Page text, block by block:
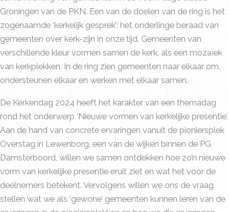
Groningen van de PKN. Een van de doelen van de ring is het
zogenaamde ‘kerkelijk gesprek’: het onderlinge beraad van
gemeenten over kerk-zijn in onze tijd. Gemeenten van
verschillende kleur vormen samen de kerk, als een mozaïek
van kerkplekken. In de ring zien gemeenten naar elkaar om,
ondersteunen elkaar en werken met elkaar samen.
De Kerkendag 2024 heeft het karakter van een themadag
rond het onderwerp ‘Nieuwe vormen van kerkelijke presentie’.
Aan de hand van concrete ervaringen vanuit de pioniersplek
Overstag in Lewenborg, een van de wijken binnen de PG
Damsterboord, willen we samen ontdekken hoe zo’n nieuwe
vorm van kerkelijke presentie eruit ziet en wat het voor de
deelnemers betekent. Vervolgens willen we ons de vraag
stellen wat we als ‘gewone’ gemeenten kunnen leren van de